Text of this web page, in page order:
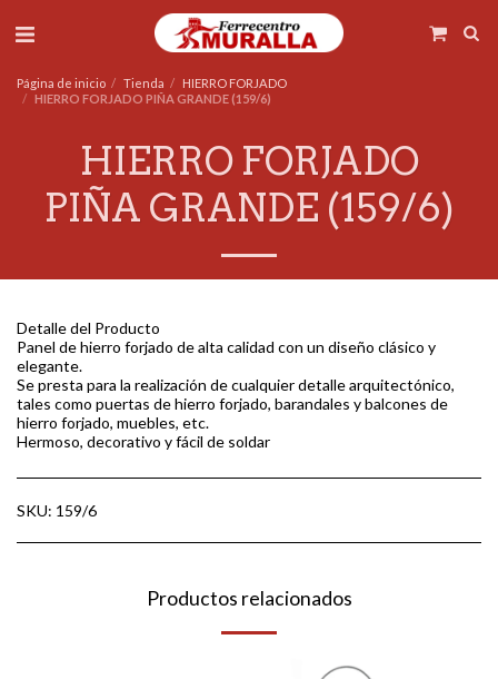
Página de inicio Tienda
HIERRO FORJADO
HIERRO FORJADO PIÑA GRANDE (159/6)
HIERRO FORJADO
PIÑA GRANDE (159/6)
Detalle del Producto
Panel de hierro forjado de alta calidad con un diseño clásico y
elegante.
Se presta para la realización de cualquier detalle arquitectónico,
tales como puertas de hierro forjado, barandales y balcones de
hierro forjado, muebles, etc.
Hermoso, decorativo y fácil de soldar
SKU: 159/6
Productos relacionados